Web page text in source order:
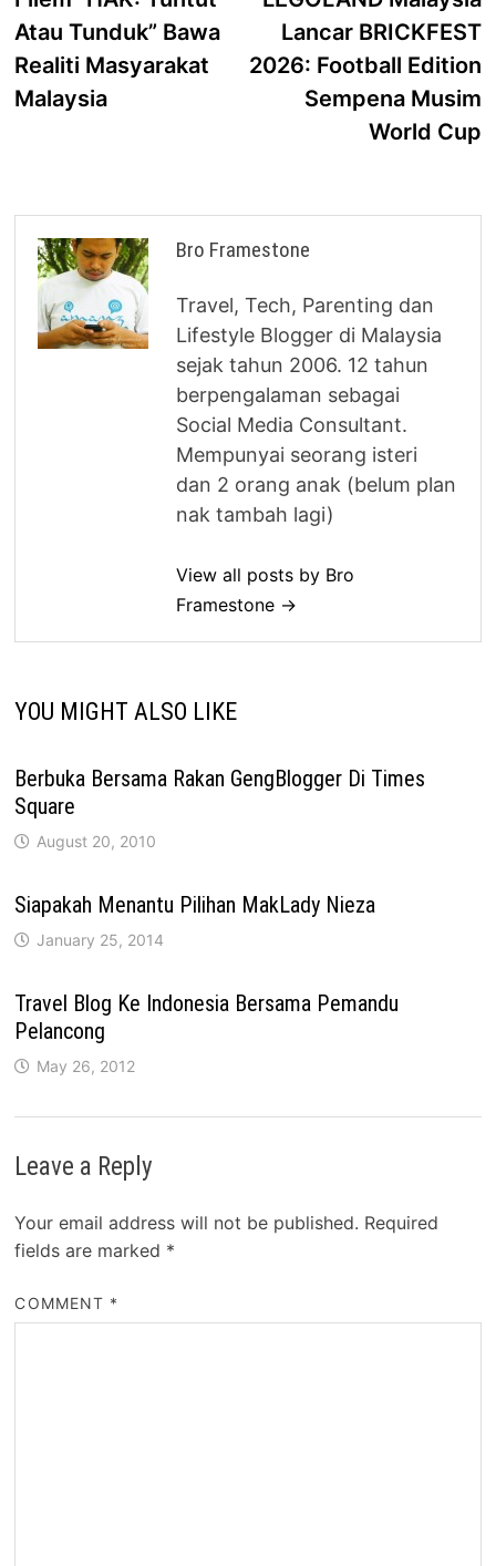
navigation
Atau Tunduk” Bawa
Realiti Masyarakat
Malaysia
Lancar BRICKFEST
2026: Football Edition
Sempena Musim
World Cup
Bro Framestone
Travel, Tech, Parenting dan
Lifestyle Blogger di Malaysia
sejak tahun 2006. 12 tahun
berpengalaman sebagai
Social Media Consultant.
Mempunyai seorang isteri
dan 2 orang anak (belum plan
nak tambah lagi)
View all posts by Bro
Framestone →
YOU MIGHT ALSO LIKE
Berbuka Bersama Rakan GengBlogger Di Times
Square
August 20, 2010
Siapakah Menantu Pilihan MakLady Nieza
January 25, 2014
Travel Blog Ke Indonesia Bersama Pemandu
Pelancong
May 26, 2012
Leave a Reply
Your email address will not be published. Required
fields are marked *
COMMENT *